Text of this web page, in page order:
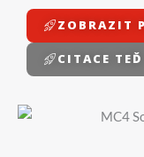
ZOBRAZIT
CITACE TEĎ